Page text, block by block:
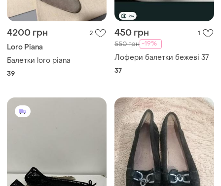
4200 грн 2
Loro Piana
Балетки loro piana
39
450 грн 1
550 грн -19%
Лофери балетки бежеві 37
37